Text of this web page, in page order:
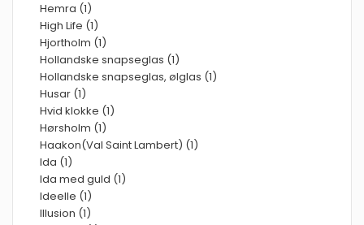
Hemra (1)
High Life (1)
Hjortholm (1)
Hollandske snapseglas (1)
Hollandske snapseglas, ølglas (1)
Husar (1)
Hvid klokke (1)
Hørsholm (1)
Haakon(Val Saint Lambert) (1)
Ida (1)
Ida med guld (1)
Ideelle (1)
Illusion (1)